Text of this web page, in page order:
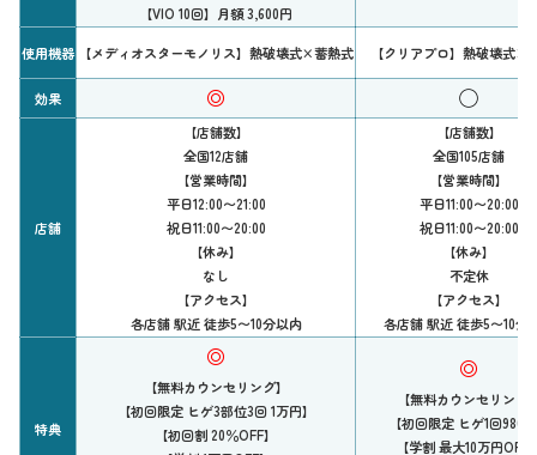
【VIO 10回】月額 3,600円
使用機器 【メディオスターモノリス】熱破壊式×蓄熱式 【クリアプロ】熱破壊式×
効果 ◎ ◯
店舗
【店舗数】
全国12店舗
【営業時間】
平日12:00〜21:00
祝日11:00〜20:00
【休み】
なし
【アクセス】
各店舗 駅近 徒歩5〜10分以内
【店舗数】
全国105店舗
【営業時間】
平日11:00〜20:00
祝日11:00〜20:00
【休み】
不定休
【アクセス】
各店舗 駅近 徒歩5〜10分
特典
◎
【無料カウンセリング】
【初回限定 ヒゲ3部位3回 1万円】
【初回割 20％OFF】
◎
【無料カウンセリング
【初回限定 ヒゲ1回980
【学割 最大10万円OFF